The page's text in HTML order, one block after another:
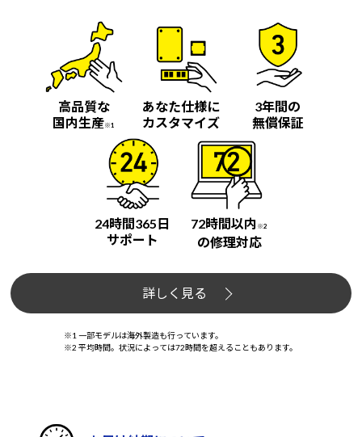
高品質な
国内生産※1
あなた仕様に
カスタマイズ
3年間の
無償保証
24時間365日
サポート
72時間以内 ※2
の修理対応
詳しく見る
※1 一部モデルは海外製造も行っています。
※2 平均時間。状況によっては72時間を超えることもあります。